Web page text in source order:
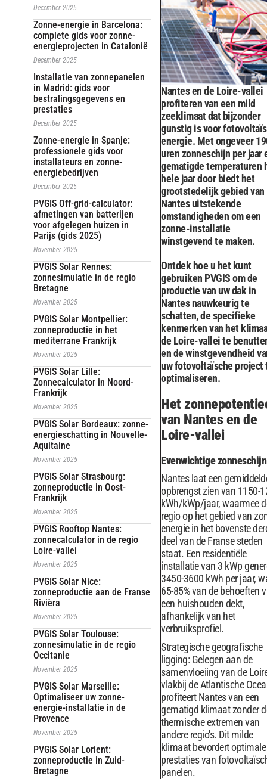
December 2025
Zonne-energie in Barcelona:
complete gids voor zonne-
energieprojecten in Catalonië
December 2025
Installatie van zonnepanelen
in Madrid: gids voor
bestralingsgegevens en
prestaties
December 2025
Zonne-energie in Spanje:
professionele gids voor
installateurs en zonne-
energiebedrijven
December 2025
PVGIS Off-grid-calculator:
afmetingen van batterijen
voor afgelegen huizen in
Parijs (gids 2025)
November 2025
PVGIS Solar Rennes:
zonnesimulatie in de regio
Bretagne
November 2025
PVGIS Solar Montpellier:
zonneproductie in het
mediterrane Frankrijk
November 2025
PVGIS Solar Lille:
Zonnecalculator in Noord-
Frankrijk
November 2025
PVGIS Solar Bordeaux: zonne-
energieschatting in Nouvelle-
Aquitaine
November 2025
PVGIS Solar Strasbourg:
zonneproductie in Oost-
Frankrijk
November 2025
PVGIS Rooftop Nantes:
zonnecalculator in de regio
Loire-vallei
November 2025
PVGIS Solar Nice:
zonneproductie aan de Franse
Rivièra
November 2025
PVGIS Solar Toulouse:
zonnesimulatie in de regio
Occitanie
November 2025
PVGIS Solar Marseille:
Optimaliseer uw zonne-
energie-installatie in de
Provence
November 2025
PVGIS Solar Lorient:
zonneproductie in Zuid-
Bretagne
Nantes en de Loire-vallei
profiteren van een mild
zeeklimaat dat bijzonder
gunstig is voor
energie. Met ongeveer
uren zonneschijn per jaar
gematigde temperaturen
hele jaar door biedt het
grootstedelijk gebied van
Nantes uitstekende
omstandigheden om een ​​
zonne-installatie
winstgevend te maken.
Ontdek hoe u het kunt
gebruiken PVGIS om de
productie van uw dak in
Nantes nauwkeurig te
schatten, de specifieke
kenmerken van het
de Loire-vallei te
en de winstgevendheid
uw fotovoltaïsche project
optimaliseren.
Het
van Nantes en de
Loire-vallei
Evenwichtige zonneschijn
Nantes laat een
opbrengst zien van 1150-
kWh/kWp/jaar, waarmee
regio op het gebied van
energie in het bovenste
deel van de Franse steden
staat. Een residentiële
installatie van 3 kWp
3450-3600 kWh per jaar,
65-85% van de behoeften
een huishouden dekt,
afhankelijk van het
verbruiksprofiel.
Strategische geografische
ligging: Gelegen aan de
samenvloeiing van de
vlakbij de Atlantische
profiteert Nantes van een
gematigd klimaat zonder
thermische extremen van
andere regio's. Dit milde
klimaat bevordert optimale
prestaties van
panelen.